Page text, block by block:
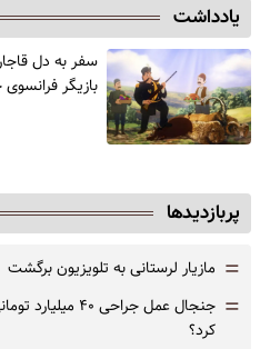
یادداشت
سفر به دل
‌بازیگر
پربازدیدها
= مازیار لرستانی به تلویزیون برگشت
=
جنجال عمل
کرد؟